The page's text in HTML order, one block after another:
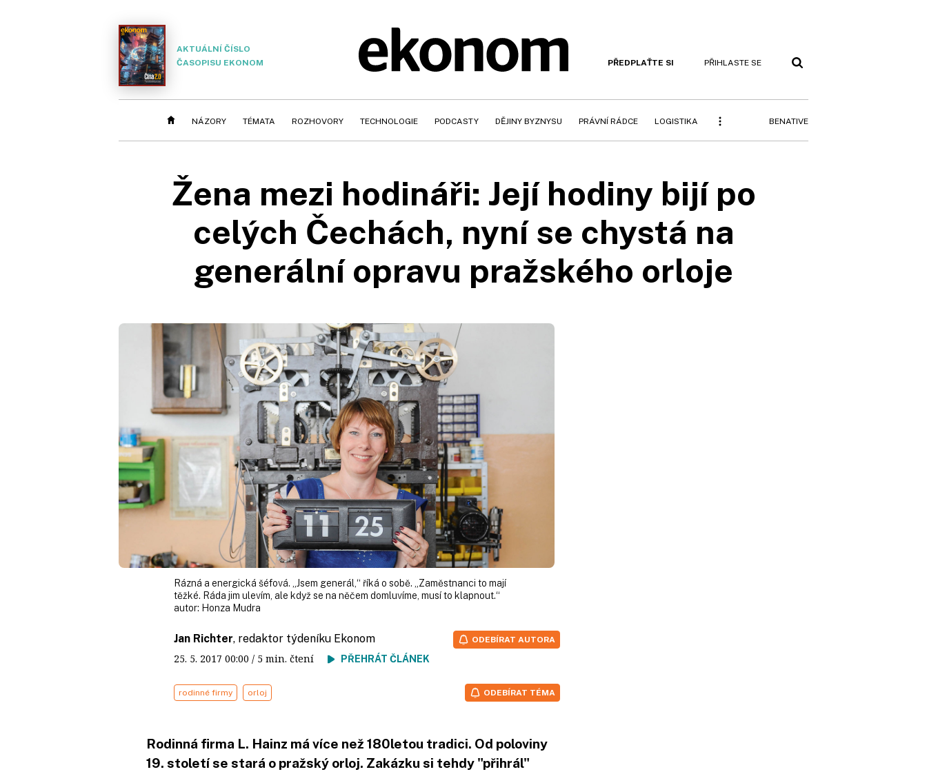
AKTUÁLNÍ ČÍSLO
ČASOPISU EKONOM
PŘEDPLAŤTE SI PŘIHLASTE SE
NÁZORY TÉMATA ROZHOVORY TECHNOLOGIE PODCASTY DĚJINY BYZNYSU PRÁVNÍ RÁDCE LOGISTIKA BENATIVE
Žena mezi hodináři: Její hodiny bijí po
celých Čechách, nyní se chystá na
generální opravu pražského orloje
Rázná a energická šéfová. „Jsem generál,“ říká o sobě. „Zaměstnanci to mají
těžké. Ráda jim ulevím, ale když se na něčem domluvíme, musí to klapnout.“
autor: Honza Mudra
Jan Richter, redaktor týdeníku Ekonom
25. 5. 2017 00:00 / 5 min. čtení PŘEHRÁT ČLÁNEK
ODEBÍRAT AUTORA
rodinné firmy orloj ODEBÍRAT TÉMA
Rodinná firma L. Hainz má více než 180letou tradici. Od poloviny
19. století se stará o pražský orloj. Zakázku si tehdy "přihrál"